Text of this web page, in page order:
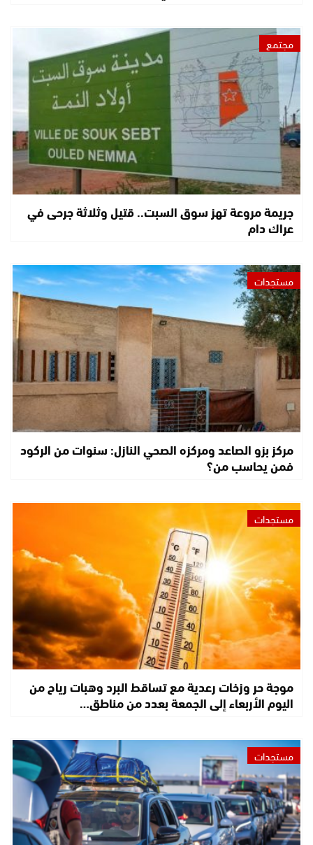
مجتمع
جريمة مروعة تهز سوق السبت.. قتيل وثلاثة جرحى في
عراك دام
مستجدات
مركز بزو الصاعد ومركزه الصحي النازل: سنوات من الركود
فمن يحاسب من؟
مستجدات
موجة حر وزخات رعدية مع تساقط البرد وهبات رياح من
اليوم الأربعاء إلى الجمعة بعدد من مناطق…
مستجدات